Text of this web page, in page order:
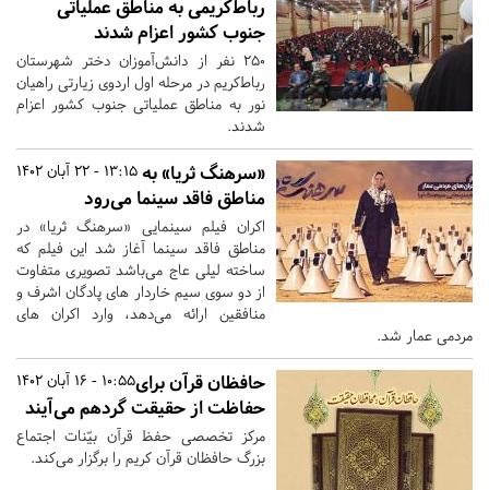
رباط‌کریمی به مناطق عملیاتی
جنوب کشور اعزام شدند
۲۵۰ نفر از دانش‌آموزان دختر شهرستان
رباط‌کریم در مرحله اول اردوی زیارتی راهیان
نور به مناطق عملیاتی جنوب کشور اعزام
شدند.
13:15 - 22 آبان 1402 «سرهنگ ثریا» به
مناطق فاقد سینما می‌رود
اکران فیلم سینمایی «سرهنگ ثریا» در
مناطق فاقد سینما آغاز شد این فیلم که
ساخته لیلی عاج می‌باشد تصویری متفاوت
از دو سوی سیم خاردار های پادگان اشرف و
منافقین ارائه می‌دهد، وارد اکران‌ های
مردمی عمار شد.
10:55 - 16 آبان 1402حافظان قرآن برای
حفاظت از حقیقت گردهم می‌آیند
مرکز تخصصی حفظ قرآن بیّنات اجتماع
بزرگ حافظان قرآن کریم را برگزار می‌کند.